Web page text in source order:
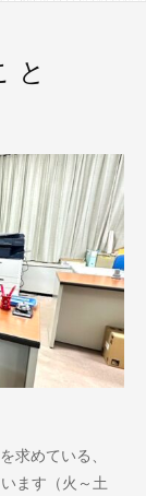
と
求めている、
ます（火～土